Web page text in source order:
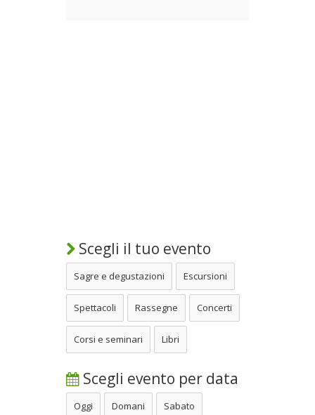
Scegli il tuo evento
Sagre e degustazioni Escursioni
Spettacoli Rassegne Concerti
Corsi e seminari Libri
Scegli evento per data
Oggi Domani Sabato